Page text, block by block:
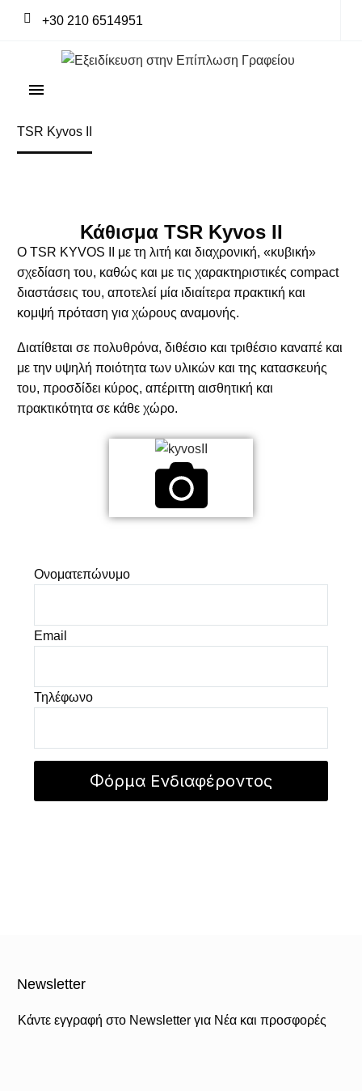
+30 210 6514951
TSR Kyvos II
Κάθισμα TSR Kyvos II
Ο TSR KYVOS II με τη λιτή και διαχρονική, «κυβική»
σχεδίαση του, καθώς και με τις χαρακτηριστικές compact
διαστάσεις του, αποτελεί μία ιδιαίτερα πρακτική και
κομψή πρόταση για χώρους αναμονής.
Διατίθεται σε πολυθρόνα, διθέσιο και τριθέσιο καναπέ και
με την υψηλή ποιότητα των υλικών και της κατασκευής
του, προσδίδει κύρος, απέριττη αισθητική και
πρακτικότητα σε κάθε χώρο.
Ονοματεπώνυμο
Email
Τηλέφωνο
Newsletter
Κάντε εγγραφή στο Newsletter για Νέα και προσφορές